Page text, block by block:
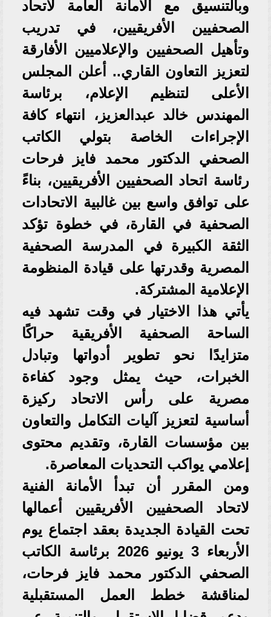
وبالتنسيق مع الأمانة العامة لاتحاد
الصحفيين الأفريقيين، في تدريب
وتأهيل الصحفيين والإعلاميين الأفارقة
لتعزيز التعاون القاري.. أعلن المجلس
الأعلى لتنظيم الإعلام، برئاسة
المهندس خالد عبدالعزيز، انتهاء كافة
الإجراءات الخاصة بتولي الكاتب
الصحفي الدكتور محمد فايز فرحات
رئاسة اتحاد الصحفيين الأفريقيين، بناءً
على توافق واسع بين غالبية الاتحادات
الصحفية في القارة، في خطوة تؤكد
الثقة الكبيرة في المدرسة الصحفية
المصرية وقدرتها على قيادة المنظومة
الإعلامية المشتركة.
يأتي هذا الاختيار في وقت تشهد فيه
الساحة الصحفية الأفريقية حراكًا
متزايدًا نحو تطوير أدواتها وتبادل
الخبرات، حيث يمثل وجود كفاءة
مصرية على رأس الاتحاد ركيزة
أساسية لتعزيز آليات التكامل والتعاون
بين مؤسسات القارة، وتقديم محتوى
إعلامي يواكب التحديات المعاصرة.
ومن المقرر أن تبدأ الأمانة الفنية
لاتحاد الصحفيين الأفريقيين أعمالها
تحت القيادة الجديدة بعقد اجتماع يوم
الأربعاء 3 يونيو 2026 برئاسة الكاتب
الصحفي الدكتور محمد فايز فرحات،
لمناقشة خطط العمل المستقبلية